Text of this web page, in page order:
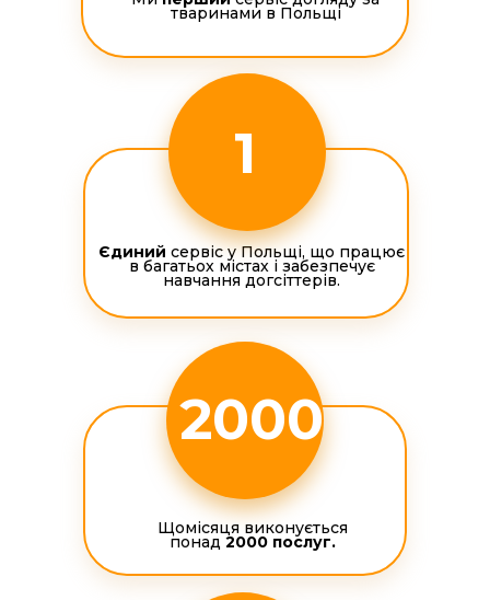
тваринами в Польщі
Єдиний сервіс у Польщі, що працює
в багатьох містах і забезпечує
навчання догсіттерів.
Щомісяця виконується
понад 2000 послуг.
1
2000